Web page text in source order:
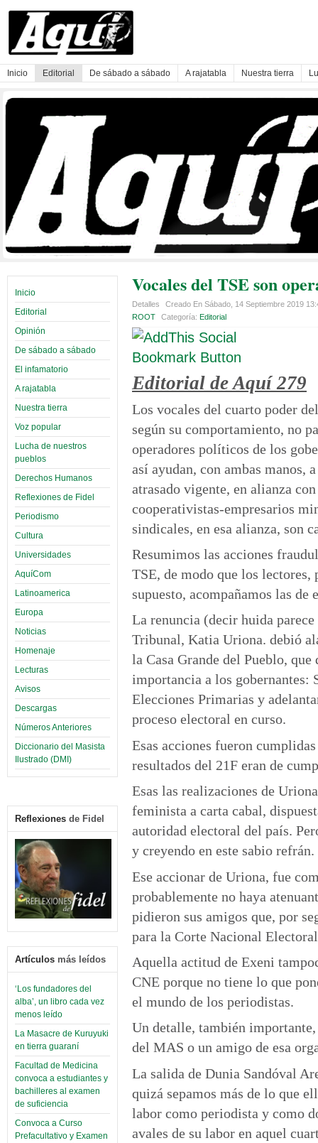
Inicio Editorial De sábado a sábado A rajatabla Nuestra tierra
Inicio
Editorial
Opinión
De sábado a sábado
El infamatorio
A rajatabla
Nuestra tierra
Voz popular
Lucha de nuestros
pueblos
Derechos Humanos
Reflexiones de Fidel
Periodismo
Cultura
Universidades
AquíCom
Latinoamerica
Europa
Noticias
Homenaje
Lecturas
Avisos
Descargas
Números Anteriores
Diccionario del Masista
Ilustrado (DMI)
Reflexiones de Fidel
Artículos más leídos
‘Los fundadores del
alba’, un libro cada vez
menos leído
La Masacre de Kuruyuki
en tierra guaraní
Facultad de Medicina
convoca a estudiantes y
bachilleres al examen
de suficiencia
Convoca a Curso
Prefacultativo y Examen
Vocales del TSE son
Detalles
Creado En Sábado, 14 Septiembre 2019
ROOT
Categoría: Editorial
Editorial de Aquí 279
Los vocales del cuarto poder
según su comportamiento, no
operadores políticos de los
así ayudan, con ambas manos,
atrasado vigente, en alianza
cooperativistas-empresarios
sindicales, en esa alianza, son
Resumimos las acciones
TSE, de modo que los lectores,
supuesto, acompañamos las
La renuncia (decir huida
Tribunal, Katia Uriona. debió
la Casa Grande del Pueblo,
importancia a los
Elecciones Primarias y
proceso electoral en curso.
Esas acciones fueron
resultados del 21F eran de
Esas las realizaciones de
feminista a carta cabal,
autoridad electoral del país.
y creyendo en este sabio refrán.
Ese accionar de Uriona, fue
probablemente no haya
pidieron sus amigos que, por
para la Corte Nacional
Aquella actitud de Exeni
CNE porque no tiene lo que
el mundo de los periodistas.
Un detalle, también
del MAS o un amigo de esa
La salida de Dunia Sandóval
quizá sepamos más de lo que
labor como periodista y como
avales de su labor en aquel